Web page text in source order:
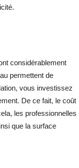
considérablement
permettent de
vous investissez
De ce fait, le coût
les professionnelles
que la surface